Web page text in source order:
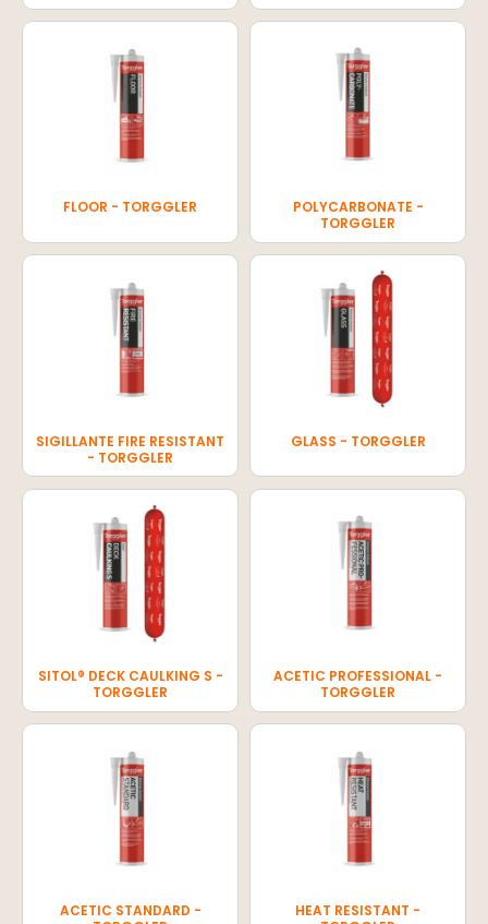
FLOOR - TORGGLER
POLYCARBONATE -
TORGGLER
SIGILLANTE FIRE RESISTANT
- TORGGLER
GLASS - TORGGLER
SITOL® DECK CAULKING S -
TORGGLER
ACETIC PROFESSIONAL -
TORGGLER
ACETIC STANDARD -
HEAT RESISTANT -